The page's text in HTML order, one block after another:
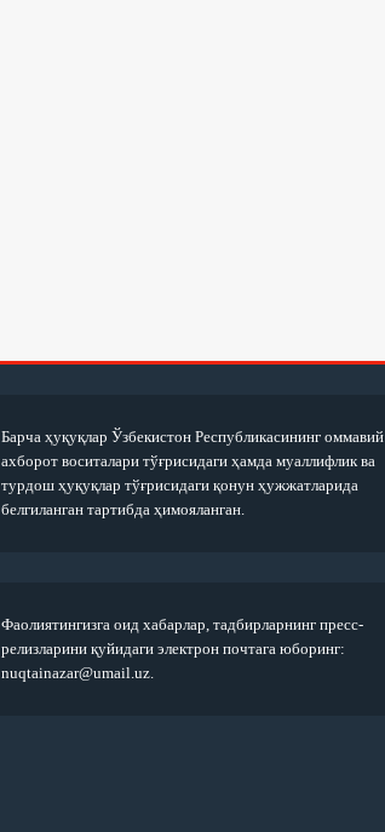
Барча ҳуқуқлар Ўзбекистон Республикасининг оммавий
ахборот воситалари тўғрисидаги ҳамда муаллифлик ва
турдош ҳуқуқлар тўғрисидаги қонун ҳужжатларида
белгиланган тартибда ҳимояланган.
Фаолиятингизга оид хабарлар, тадбирларнинг пресс-
релизларини қуйидаги электрон почтага юборинг:
nuqtainazar@umail.uz.